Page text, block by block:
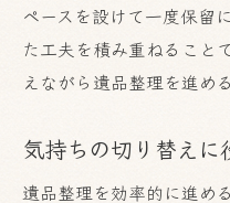
ペースを設けて一度保留
た工夫を積み重ねること
えながら遺品整理を進め
気持ちの切り替え
遺品整理を効率的に進め